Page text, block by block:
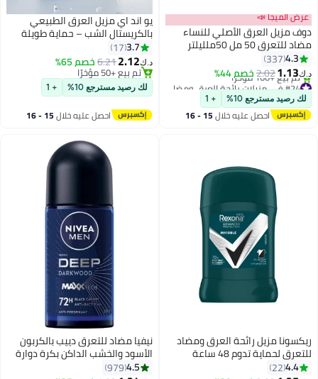
عرض الميجا 📣
دوف مزيل العرق الأصلي للنساء
مضاد للتعرق 50 مل 50ملليلتر
4.3
337
د.ك‏1.13
2.02خصم 44%
أقل سعر في 7 يوم
تم بيع +160 مؤخرًا
لك رصيد مسترجع 10% + 1
احصل عليه خلال 15 - 16
يو اند اي مزيل العرق الطبيعي
بالكريستال الشب – حماية طويلة
الأمد من الروائح بدون عطور أو مواد
كيميائية – 45 جم
3.7
17
د.ك‏2.12
6.21خصم 65%
تم بيع +50 مؤخرًا
تم بيع +50 مؤخرًا
لك رصيد مسترجع 10% + 1
احصل عليه خلال 15 - 16
ريكسونا مزيل رائحة العرق ومضاد
للتعرق لحماية تدوم 48 ساعة
ومضاد للبكتيريا + غير مرئي للحفاظ
4.4
22
نيفيا مضاد للتعرق دييب بالكربون
الأسود والخشب الداكن بكرة دوارة
وتركيبة مضادة للبكتيريا للرجال
4.5
979